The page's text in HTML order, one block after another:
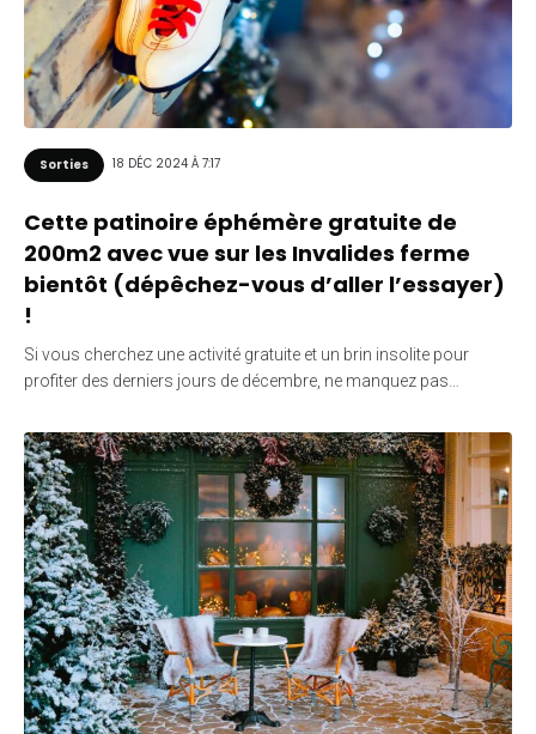
Sorties 18 DÉC 2024 À 7:17
Cette patinoire éphémère gratuite de
200m2 avec vue sur les Invalides ferme
bientôt (dépêchez-vous d’aller l’essayer)
!
Si vous cherchez une activité gratuite et un brin insolite pour
profiter des derniers jours de décembre, ne manquez pas…